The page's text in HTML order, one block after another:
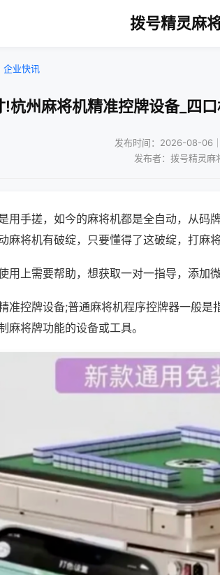
拨号精灵麻
企业快讯
!杭州麻将机精准控牌设备_四
发布时间：2026-08-06
发布者：拨号精灵麻
用手搓，如今的麻将机都是全自动，从码
麻将机有破绽，只要懂得了这破绽，打麻
用上需要帮助，想获取一对一指导，添加
准控牌设备;普通麻将机程序控牌器一般
麻将牌功能的设备或工具。